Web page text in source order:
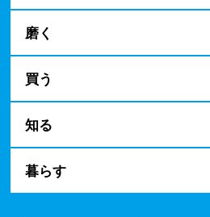
磨く
買う
知る
暮らす